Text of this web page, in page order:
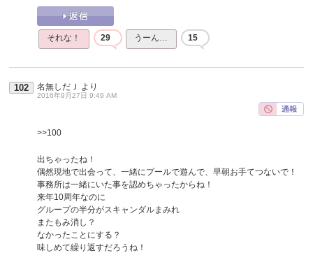
それな！ 29 うーん… 15
102 名無しだＪ より
2016年9月27日 9:49 AM
>>100
出ちゃったね！
偶然現地で出会って、一緒にプールで遊んで、早朝お手てつないで！
事務所は一緒にいた事を認めちゃったからね！
来年10周年なのに
グループの半分がスキャンダルまみれ
またもみ消し？
なかったことにする？
味しめて繰り返すだろうね！